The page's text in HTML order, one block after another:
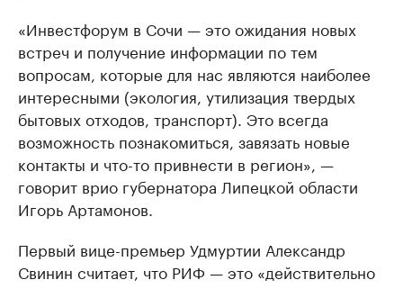
«Инвестфорум в Сочи — это ожидания новых
встреч и получение информации по тем
вопросам, которые для нас являются наиболее
интересными (экология, утилизация твердых
бытовых отходов, транспорт). Это всегда
возможность познакомиться, завязать новые
контакты и что-то привнести в регион», —
говорит врио губернатора Липецкой области
Игорь Артамонов.
Первый вице-премьер Удмуртии Александр
Свинин считает, что РИФ — это «действительно